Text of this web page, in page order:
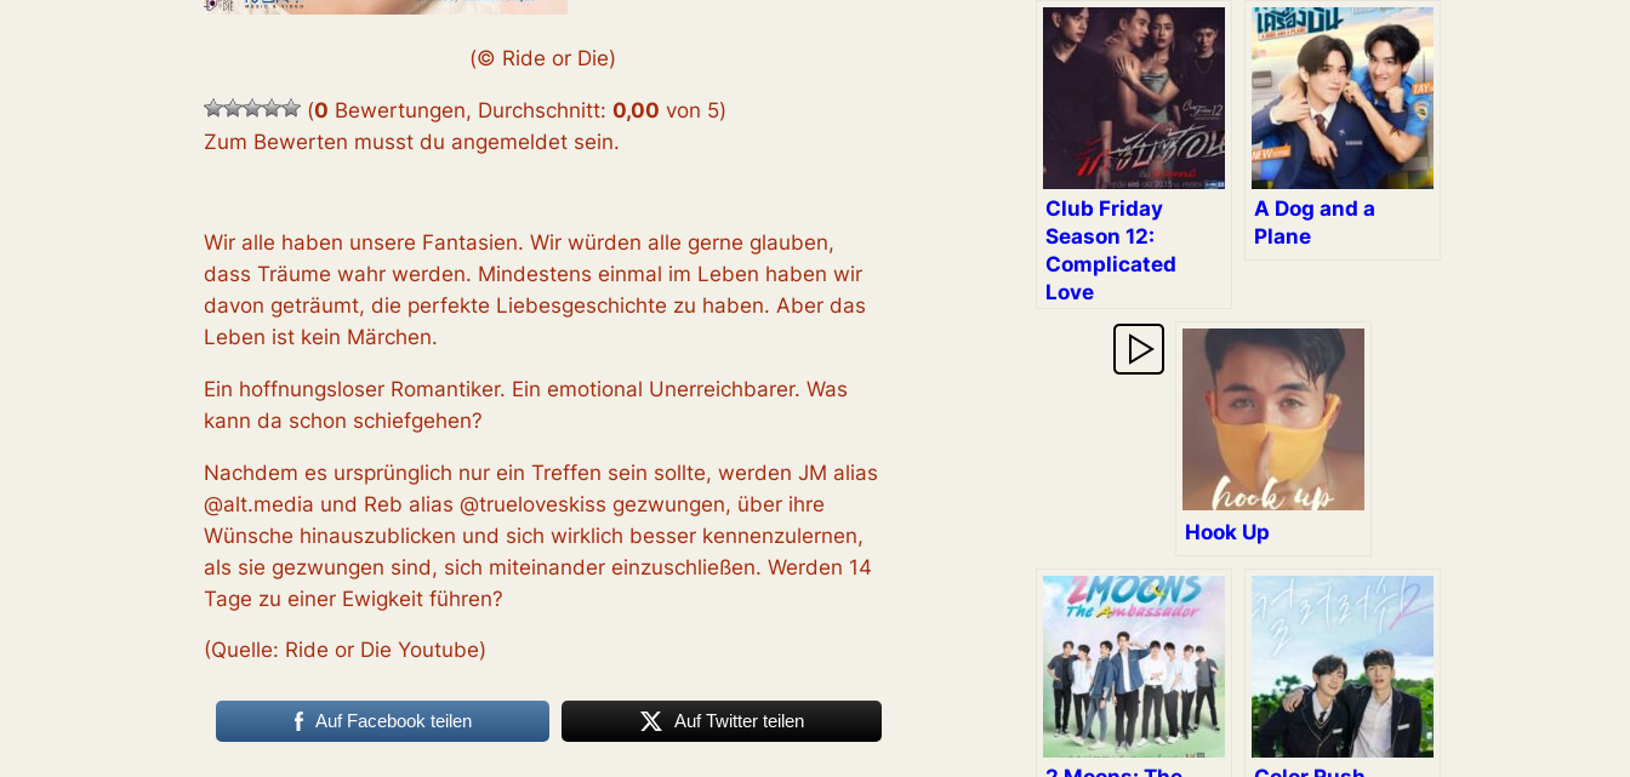
(© Ride or Die)
(0 Bewertungen, Durchschnitt: 0,00 von 5)
Zum Bewerten musst du angemeldet sein.
Wir alle haben unsere Fantasien. Wir würden alle gerne glauben,
dass Träume wahr werden. Mindestens einmal im Leben haben wir
davon geträumt, die perfekte Liebesgeschichte zu haben. Aber das
Leben ist kein Märchen.
Ein hoffnungsloser Romantiker. Ein emotional Unerreichbarer. Was
kann da schon schiefgehen?
Nachdem es ursprünglich nur ein Treffen sein sollte, werden JM alias
@alt.media und Reb alias @trueloveskiss gezwungen, über ihre
Wünsche hinauszublicken und sich wirklich besser kennenzulernen,
als sie gezwungen sind, sich miteinander einzuschließen. Werden 14
Tage zu einer Ewigkeit führen?
(Quelle: Ride or Die Youtube)
Auf Facebook teilen Auf Twitter teilen
Club Friday
Season 12:
Complicated
Love
A Dog and a
Plane
Hook Up